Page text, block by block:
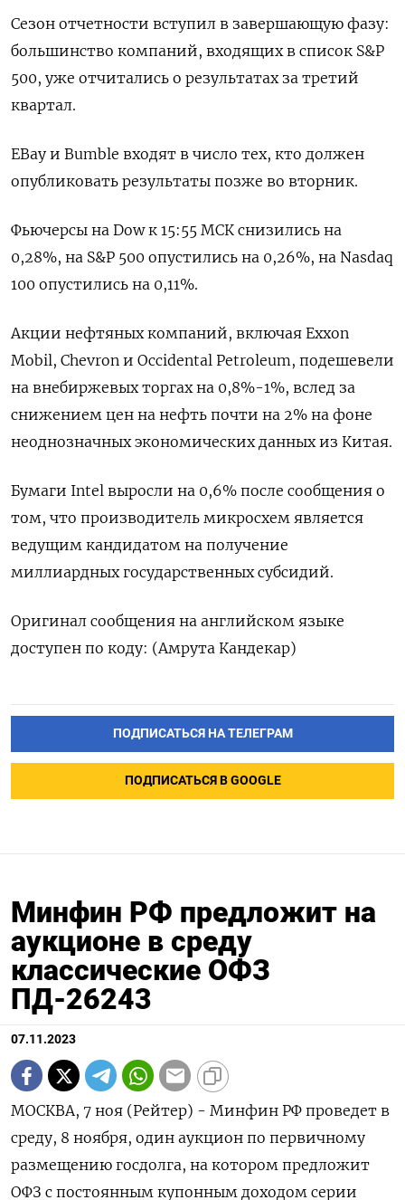
Сезон отчетности вступил в завершающую фазу:
большинство компаний, входящих в список S&P
500, уже отчитались о результатах за третий
квартал.
EBay и Bumble входят в число тех, кто должен
опубликовать результаты позже во вторник.
Фьючерсы на Dow к 15:55 МСК снизились на
0,28%, на S&P 500 опустились на 0,26%, на Nasdaq
100 опустились на 0,11%.
Акции нефтяных компаний, включая Exxon
Mobil, Chevron и Occidental Petroleum, подешевели
на внебиржевых торгах на 0,8%-1%, вслед за
снижением цен на нефть почти на 2% на фоне
неоднозначных экономических данных из Китая.
Бумаги Intel выросли на 0,6% после сообщения о
том, что производитель микросхем является
ведущим кандидатом на получение
миллиардных государственных субсидий.
Оригинал сообщения на английском языке
доступен по коду: (Амрута Кандекар)
ПОДПИСАТЬСЯ НА ТЕЛЕГРАМ
ПОДПИСАТЬСЯ В GOOGLE
Минфин РФ предложит на
аукционе в среду
классические ОФЗ
ПД-26243
07.11.2023
МОСКВА, 7 ноя (Рейтер) - Минфин РФ проведет в
среду, 8 ноября, один аукцион по первичному
размещению госдолга, на котором предложит
ОФЗ с постоянным купонным доходом серии